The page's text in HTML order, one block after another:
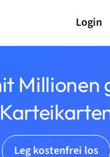
Login
Millionen
Leg kostenfrei los